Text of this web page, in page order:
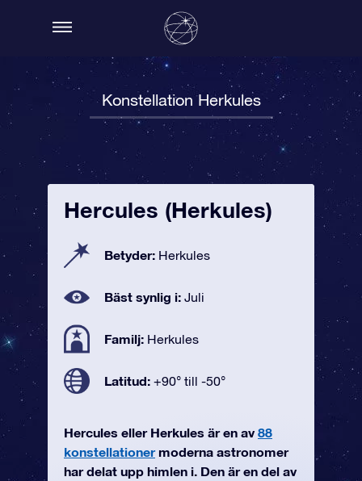
Konstellation Herkules
Hercules (Herkules)
Betyder: Herkules
Bäst synlig i: Juli
Familj: Herkules
Latitud: +90° till -50°
Hercules eller Herkules är en av 88
konstellationermoderna astronomer
har delat upp himlen i. Den är en del av